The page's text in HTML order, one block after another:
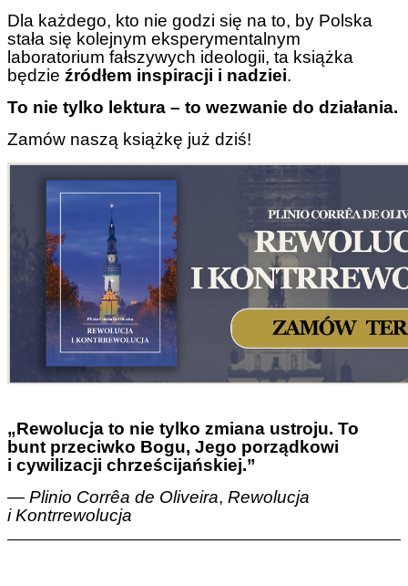
Dla każdego, kto nie godzi się na to, by Polska
stała się kolejnym eksperymentalnym
laboratorium fałszywych ideologii, ta książka
będzie źródłem inspiracji i nadziei.
To nie tylko lektura – to wezwanie do działania.
Zamów naszą książkę już dziś!
„Rewolucja to nie tylko zmiana ustroju. To
bunt przeciwko Bogu, Jego porządkowi
i cywilizacji chrześcijańskiej.”
— Plinio Corrêa de Oliveira, Rewolucja
i Kontrrewolucja